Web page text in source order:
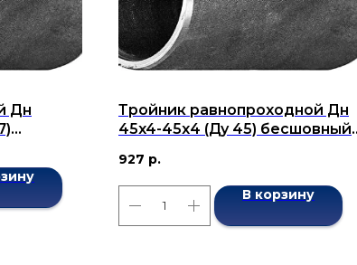
Дн
Тройник равнопроходной Дн
45x4-45х4 (Ду 45) бесшовный
927 р.
В корзину